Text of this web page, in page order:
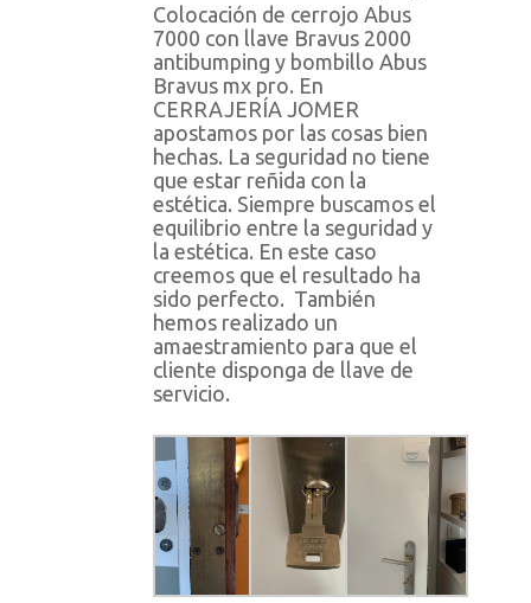
Colocación de cerrojo Abus
7000 con llave Bravus 2000
antibumping y bombillo Abus
Bravus mx pro. En
CERRAJERÍA JOMER
apostamos por las cosas bien
hechas. La seguridad no tiene
que estar reñida con la
estética. Siempre buscamos el
equilibrio entre la seguridad y
la estética. En este caso
creemos que el resultado ha
sido perfecto. También
hemos realizado un
amaestramiento para que el
cliente disponga de llave de
servicio.